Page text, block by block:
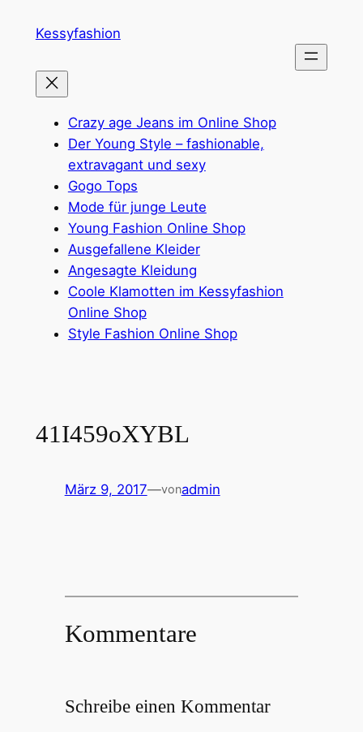
InhaltKessyfashion
Crazy age Jeans im Online Shop
Der Young Style – fashionable,
extravagant und sexy
Gogo Tops
Mode für junge Leute
Young Fashion Online Shop
Ausgefallene Kleider
Angesagte Kleidung
Coole Klamotten im Kessyfashion
Online Shop
Style Fashion Online Shop
41I459oXYBL
März 9, 2017—vonadmin
Kommentare
Schreibe einen Kommentar